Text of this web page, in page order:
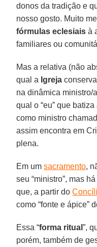
donos da tradição e
nosso gosto. Muito
fórmulas eclesiais à
familiares ou
Mas a relativa (não
qual a Igreja
na dinâmica ministro/
qual o “eu” que batiza
como ministro
assim encontra em
plena.
Em umsacramento,
seu “ministro”, mas
que, a partir do
como “fonte e ápice”
Essa “forma ritual”,
porém, também de